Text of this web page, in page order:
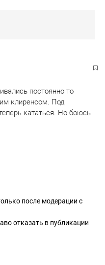
постоянно то
клиренсом. Под
кататься. Но боюсь
после модерации с
отказать в публикации